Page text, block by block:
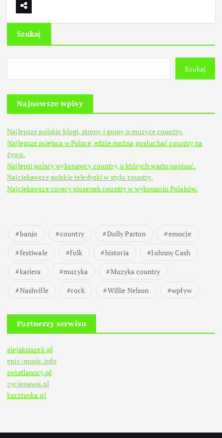
Szukaj
Szukaj
Najnowsze wpisy
Najlepsze polskie blogi, strony i grupy o muzyce country.
Najlepsze miejsca w Polsce, gdzie można posłuchać country na
żywo.
Najlepsi polscy wykonawcy country, o których warto napisać.
Najciekawsze polskie teledyski w stylu country.
Najciekawsze covery piosenek country w wykonaniu Polaków.
banjo country Dolly Parton
emocje
festiwale
folk historia
Johnny Cash
kariera
muzyka
Muzyka country
Nashville
rock Willie Nelson wpływ
Partnerzy serwisu
alejaksiazek.pl
epic-music.info
swiatlanocy.pl
zycienawsi.pl
kasztanka.pl